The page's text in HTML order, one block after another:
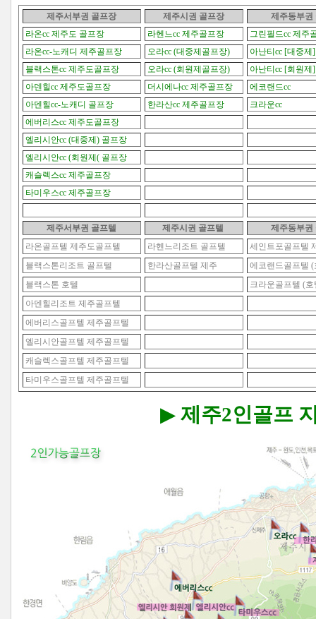
제주서부권 골프장 제주시권 골프장 제주동부권
라온cc 제주도 골프장
라헨느cc 제주골프장
그린필드cc 제주
라온cc-노캐디 제주골프장
오라cc (대중제골프장)
아난티cc [대중제]
블랙스톤cc 제주도골프장
오라cc (회원제골프장)
아난티cc [회원제]
아덴힐cc 제주도골프장
더시에나cc 제주골프장
에코랜드cc
아덴힐cc-노캐디 골프장
한라산cc 제주골프장
크라운cc
에버리스cc 제주도골프장
엘리시안cc (대중제) 골프장
엘리시안cc (회원제( 골프장
캐슬렉스cc 제주골프장
타미우스cc 제주골프장
제주서부권 골프텔 제주시권 골프텔 제주동부권
라온골프텔 제주도골프텔
라헨느리조트 골프텔
세인트포골프텔
블랙스톤리조트 골프텔
한라산골프텔 제주
에코랜드골프텔 (
블랙스톤 호텔
크라운골프텔 (
아덴힐리조트 제주골프텔
에버리스골프텔 제주골프텔
엘리시안골프텔 제주골프텔
캐슬렉스골프텔 제주골프텔
타미우스골프텔 제주골프텔
▶ 제주2인골프